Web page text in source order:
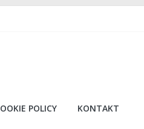
POLICY KONTAKT